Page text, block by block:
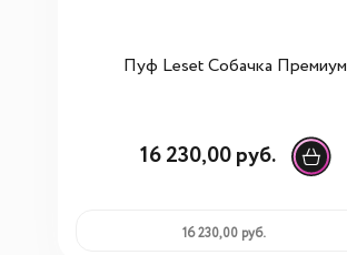
Пуф Leset Собачка Премиум
16 230,00 руб.
16 230,00 руб.